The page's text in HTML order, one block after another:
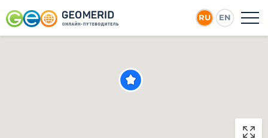
RU EN